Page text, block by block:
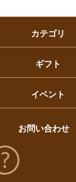
カテゴリ
ギフト
イベント
福袋
お問い合わせ